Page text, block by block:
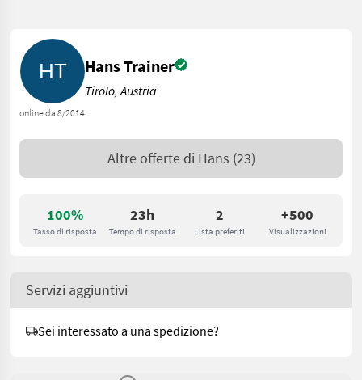
100%
Tasso di risposta
23h
Tempo di risposta
2
Lista preferiti
+500
Visualizzazioni
online da 8/2014
Hans Trainer
Tirolo, Austria
Altre offerte di Hans (23)
Servizi aggiuntivi
Sei interessato a una spedizione?